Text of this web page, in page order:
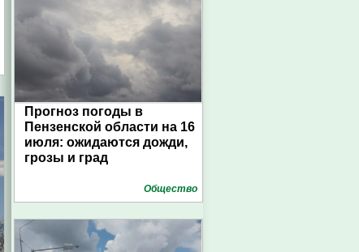
Прогноз погоды в
Пензенской области на 16
июля: ожидаются дожди,
грозы и град
Общество